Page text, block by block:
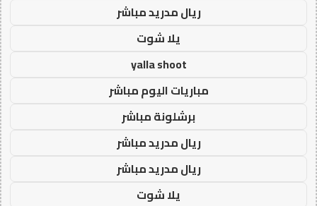
ريال مدريد مباشر
يلا شوت
yalla shoot
مباريات اليوم مباشر
برشلونة مباشر
ريال مدريد مباشر
ريال مدريد مباشر
يلا شوت